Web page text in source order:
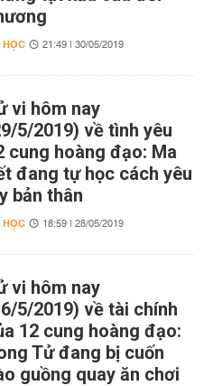
21:49 | 30/05/2019
vi hôm nay
5/2019) về tình yêu
cung hoàng đạo: Ma
đang tự học cách yêu
bản thân
18:59 | 28/05/2019
vi hôm nay
5/2019) về tài chính
12 cung hoàng đạo:
Tử đang bị cuốn
guồng quay ăn chơi